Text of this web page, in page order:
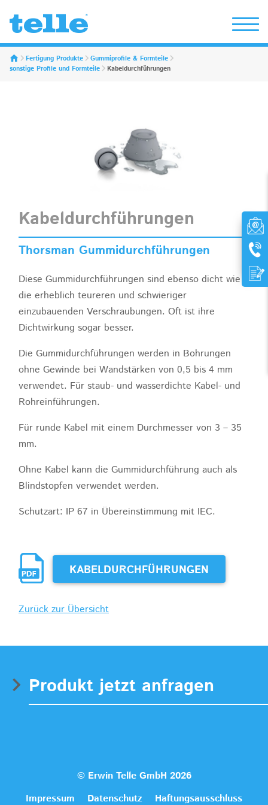
Erwin Telle GmbH
Fertigung Produkte
Gummiprofile & Formteile
sonstige Profile und Formteile
Kabeldurchführungen
Kabeldurchführungen
Thorsman Gummidurchführungen
Diese Gummidurchführungen sind ebenso dicht wie
die erheblich teureren und schwieriger
einzubauenden Verschraubungen. Oft ist ihre
Dichtwirkung sogar besser.
Die Gummidurchführungen werden in Bohrungen
ohne Gewinde bei Wandstärken von 0,5 bis 4 mm
verwendet. Für staub- und wasserdichte Kabel- und
Rohreinführungen.
Für runde Kabel mit einem Durchmesser von 3 – 35
mm.
Ohne Kabel kann die Gummidurchführung auch als
Blindstopfen verwendet werden.
Schutzart: IP 67 in Übereinstimmung mit IEC.
KABELDURCHFÜHRUNGEN
Zurück zur Übersicht
Produkt jetzt anfragen
© Erwin Telle GmbH 2026
Impressum
Datenschutz Haftungsausschluss